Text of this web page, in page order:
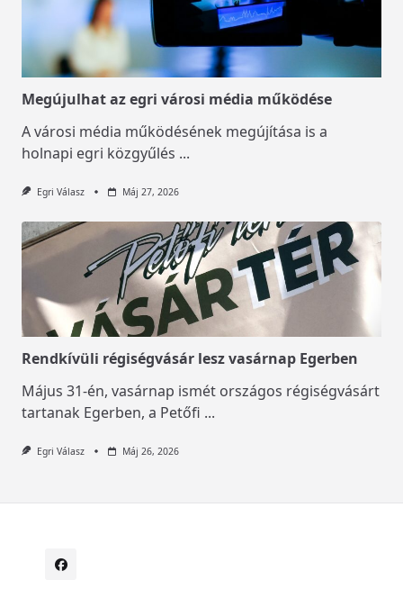
Megújulhat az egri városi média működése
A városi média működésének megújítása is a
holnapi egri közgyűlés ...
Egri Válasz Máj 27, 2026
Rendkívüli régiségvásár lesz vasárnap Egerben
Május 31-én, vasárnap ismét országos régiségvásárt
tartanak Egerben, a Petőfi ...
Egri Válasz Máj 26, 2026